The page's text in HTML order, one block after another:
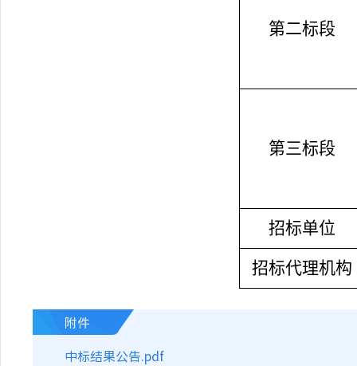
第二标段
第三标段
招标单位
招标代理机构
附件
中标结果公告.pdf